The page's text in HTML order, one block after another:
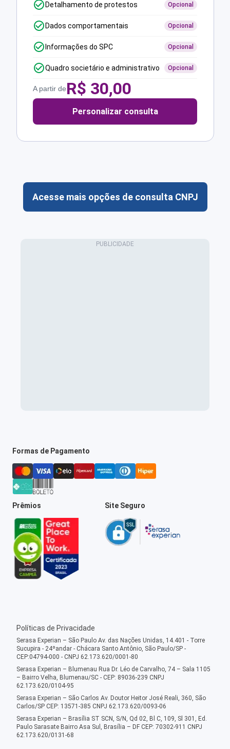
Detalhamento de protestos Opcional
Dados comportamentais Opcional
Informações do SPC Opcional
Quadro societário e administrativo Opcional
A partir deR$ 30,00
Personalizar consulta
Acesse mais opções de consulta CNPJ
Formas de Pagamento
Prêmios Site Seguro
Políticas de Privacidade
Serasa Experian – São Paulo Av. das Nações Unidas, 14.401 - Torre
Sucupira - 24ºandar - Chácara Santo Antônio, São Paulo/SP -
CEP:04794-000 - CNPJ 62.173.620/0001-80
Serasa Experian – Blumenau Rua Dr. Léo de Carvalho, 74 – Sala 1105
– Bairro Velha, Blumenau/SC - CEP: 89036-239 CNPJ
62.173.620/0104-95
Serasa Experian – São Carlos Av. Doutor Heitor José Reali, 360, São
Carlos/SP CEP: 13571-385 CNPJ 62.173.620/0093-06
Serasa Experian – Brasília ST SCN, S/N, Qd 02, Bl C, 109, Sl 301, Ed.
Paulo Sarasate Bairro Asa Sul, Brasília – DF CEP: 70302-911 CNPJ
62.173.620/0131-68